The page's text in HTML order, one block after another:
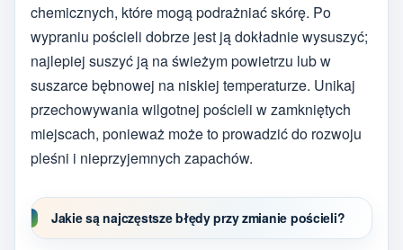
chemicznych, które mogą podrażniać skórę. Po
wypraniu pościeli dobrze jest ją dokładnie wysuszyć;
najlepiej suszyć ją na świeżym powietrzu lub w
suszarce bębnowej na niskiej temperaturze. Unikaj
przechowywania wilgotnej pościeli w zamkniętych
miejscach, ponieważ może to prowadzić do rozwoju
pleśni i nieprzyjemnych zapachów.
Jakie są najczęstsze błędy przy zmianie pościeli?